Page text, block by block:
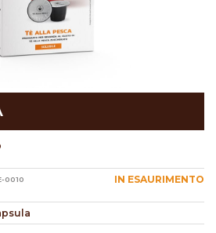
0010
IN ESAURIMENTO